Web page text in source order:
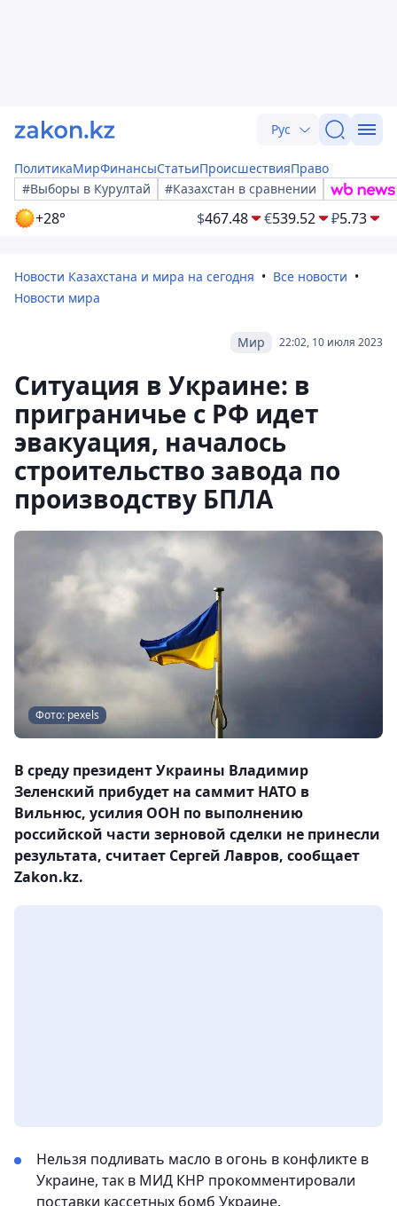
Рус
ПолитикаМирФинансыСтатьиПроисшествияПраво
#Выборы в Курултай
#Казахстан в сравнении
+28° $467.48 €539.52 ₽5.73
Новости Казахстана и мира на сегодня
Все новости
Новости мира
22:02, 10 июля 2023
Мир
Ситуация в Украине: в
приграничье с РФ идет
эвакуация, началось
строительство завода по
производству БПЛА
Фото: pexels
В среду президент Украины Владимир
Зеленский прибудет на саммит НАТО в
Вильнюс, усилия ООН по выполнению
российской части зерновой сделки не принесли
результата, считает Сергей Лавров, сообщает
Zakon.kz.
Нельзя подливать масло в огонь в конфликте в
Украине, так в МИД КНР прокомментировали
поставки кассетных бомб Украине.